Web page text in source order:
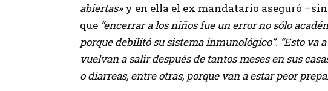
abiertas»y en ella el ex mandatario aseguró
que “encerrar a los niños fue un error no sólo
porque debilitó su sistema inmunológico”. “Esto va
vuelvan a salir después de tantos meses en sus
o diarreas, entre otras, porque van a estar peor